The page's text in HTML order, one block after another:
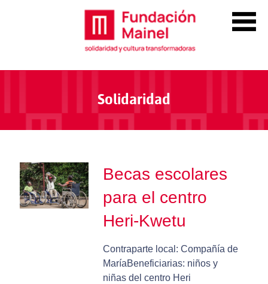
Solidaridad
Becas escolares
para el centro
Heri-Kwetu
Contraparte local: Compañía de
MaríaBeneficiarias: niños y
niñas del centro Heri